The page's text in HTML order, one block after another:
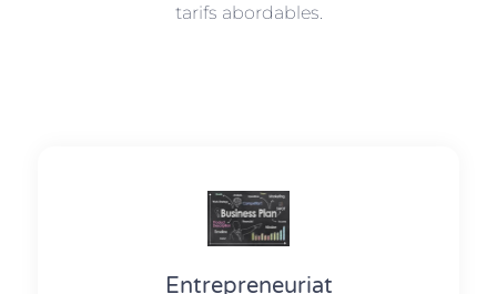
tarifs abordables.
Entrepreneuriat